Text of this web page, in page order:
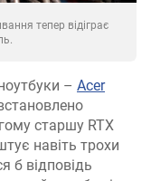
тепер відіграє
– Acer
старшу RTX
навіть трохи
б відповідь